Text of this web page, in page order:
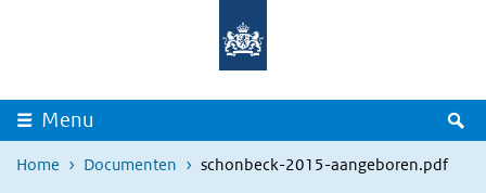
Overslaan en naar de inhoud gaan
Menu
Home Documenten schonbeck-2015-aangeboren.pdf